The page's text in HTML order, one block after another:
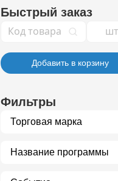
Быстрый заказ
Код товара
Добавить в корзину
Фильтры